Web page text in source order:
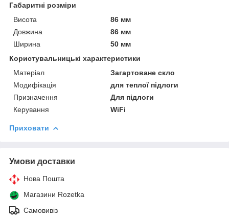
Габаритні розміри
Висота
86 мм
Довжина
86 мм
Ширина
50 мм
Користувальницькі характеристики
Матеріал
Загартоване скло
Модифікація
для теплої підлоги
Призначення
Для підлоги
Керування
WiFi
Приховати
Умови доставки
Нова Пошта
Магазини Rozetka
Самовивіз